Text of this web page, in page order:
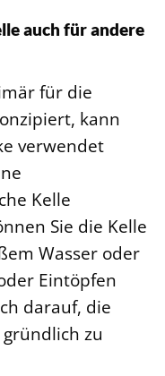
auch für andere
für die
kann
verwendet
Kelle
Sie die Kelle
Wasser oder
Eintöpfen
darauf, die
zu